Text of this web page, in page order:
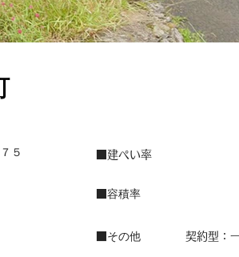
５
■建ぺい率
容積率
その他 契約型：